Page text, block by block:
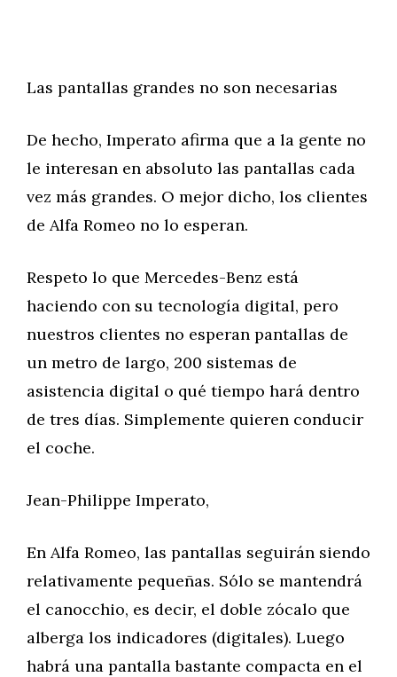
Las pantallas grandes no son necesarias
De hecho, Imperato afirma que a la gente no
le interesan en absoluto las pantallas cada
vez más grandes. O mejor dicho, los clientes
de Alfa Romeo no lo esperan.
Respeto lo que Mercedes-Benz está
haciendo con su tecnología digital, pero
nuestros clientes no esperan pantallas de
un metro de largo, 200 sistemas de
asistencia digital o qué tiempo hará dentro
de tres días. Simplemente quieren conducir
el coche.
Jean-Philippe Imperato,
En Alfa Romeo, las pantallas seguirán siendo
relativamente pequeñas. Sólo se mantendrá
el canocchio, es decir, el doble zócalo que
alberga los indicadores (digitales). Luego
habrá una pantalla bastante compacta en el